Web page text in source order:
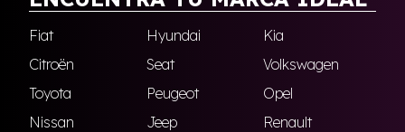
Fiat Hyundai
Kia
Citroën
Seat
Volkswagen
Toyota
Peugeot
Opel
Nissan
Jeep
Renault